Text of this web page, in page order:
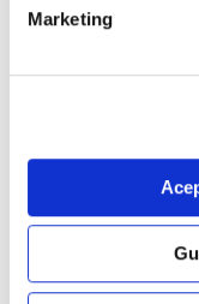
Marketing
barniz
fuegos, se
dado que el
colocación es
colocación es
Papel pintado